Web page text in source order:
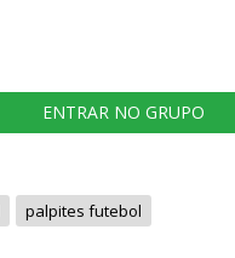
ENTRAR NO GRUPO
palpites futebol